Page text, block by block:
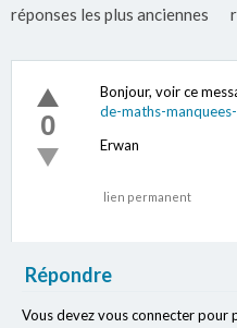
réponses les plus anciennes
0
Bonjour, voir ce
de-maths-
Erwan
lien permanent
Répondre
Vous devez vous connecter pour